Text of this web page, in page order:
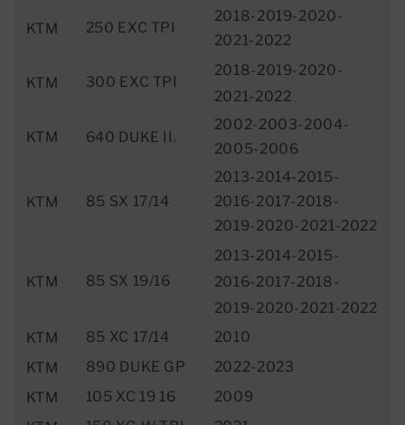
KTM 250 EXC TPI
2018-2019-2020-
2021-2022
KTM 300 EXC TPI
2018-2019-2020-
2021-2022
KTM 640 DUKE II.
2002-2003-2004-
2005-2006
KTM 85 SX 17/14
2013-2014-2015-
2016-2017-2018-
2019-2020-2021-2022
KTM 85 SX 19/16
2013-2014-2015-
2016-2017-2018-
2019-2020-2021-2022
KTM
85 XC 17/14
2010
KTM
890 DUKE GP
2022-2023
KTM
105 XC 19 16
2009